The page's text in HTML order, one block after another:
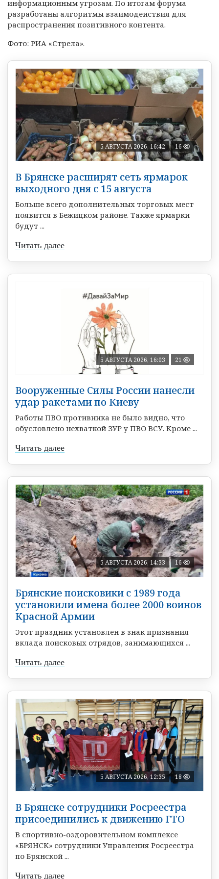
информационным угрозам. По итогам форума
разработаны алгоритмы взаимодействия для
распространения позитивного контента.
Фото: РИА «Стрела».
5 АВГУСТА 2026, 16:42 16
В Брянске расширят сеть ярмарок
выходного дня с 15 августа
Больше всего дополнительных торговых мест
появится в Бежицком районе. Также ярмарки
будут ...
Читать далее
5 АВГУСТА 2026, 16:03 21
Вооруженные Силы России нанесли
удар ракетами по Киеву
Работы ПВО противника не было видно, что
обусловлено нехваткой ЗУР у ПВО ВСУ. Кроме ...
Читать далее
5 АВГУСТА 2026, 14:33 16
Брянские поисковики с 1989 года
установили имена более 2000 воинов
Красной Армии
Этот праздник установлен в знак признания
вклада поисковых отрядов, занимающихся ...
Читать далее
5 АВГУСТА 2026, 12:35 18
В Брянске сотрудники Росреестра
присоединились к движению ГТО
В спортивно-оздоровительном комплексе
«БРЯНСК» сотрудники Управления Росреестра
по Брянской ...
Читать далее